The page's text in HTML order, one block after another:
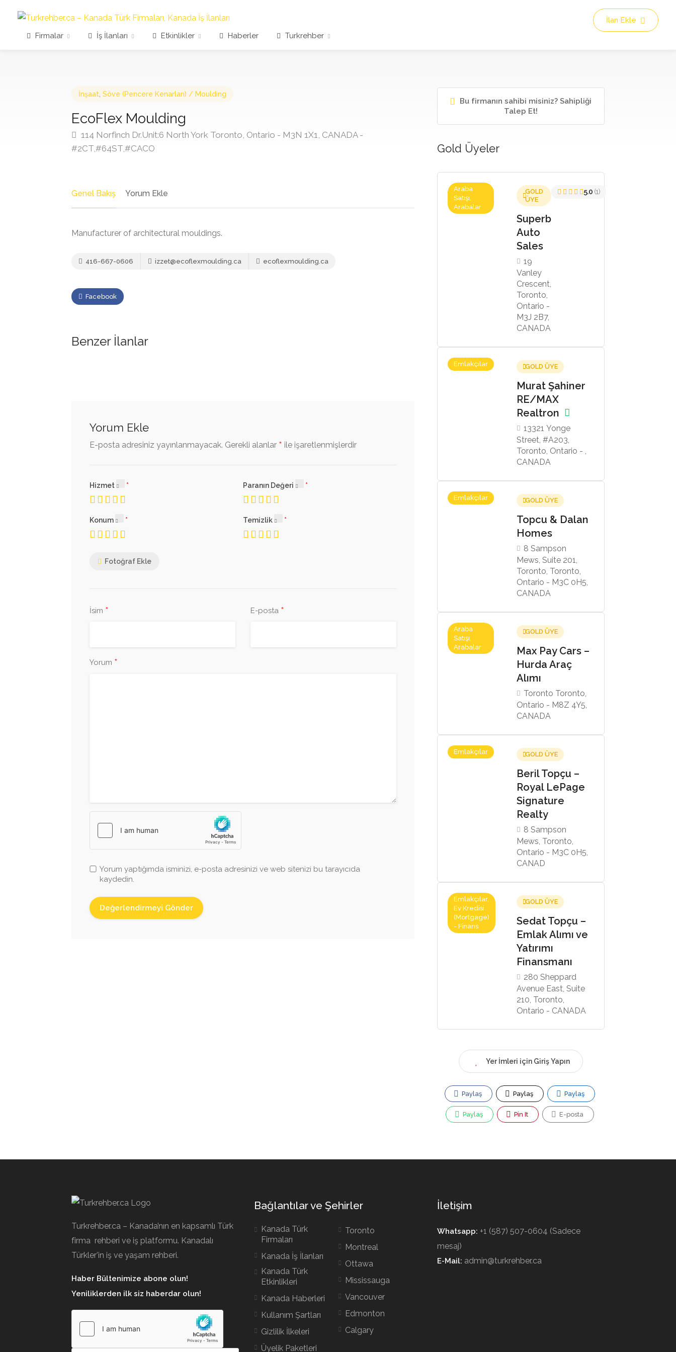
Firmalar İş İlanları Etkinlikler Haberler Turkrehber
İlan Ekle
İnşaat, Söve (Pencere Kenarları) / Moulding
EcoFlex Moulding
114 Norfinch Dr.Unit:6 North York Toronto, Ontario - M3N 1X1, CANADA -
#2CT,#64ST,#CACO
Genel Bakış Yorum Ekle
Manufacturer of architectural mouldings.
416-667-0606 izzet@ecoflexmoulding.ca ecoflexmoulding.ca
Facebook
Benzer İlanlar
Yorum Ekle
E-posta adresiniz yayınlanmayacak. Gerekli alanlar * ile işaretlenmişlerdir
Hizmet Paranın Değeri
Konum Temizlik
Fotoğraf Ekle
İsim * E-posta *
Yorum *
Yorum yaptığımda isminizi, e-posta adresinizi ve web sitenizi bu tarayıcıda
kaydedin.
Bu firmanın sahibi misiniz? Sahipliği
Talep Et!
Gold Üyeler
Araba
Satışı,
Arabalar
GOLD
ÜYE
Superb
Auto
Sales
19
Vanley
Crescent,
Toronto,
Ontario -
M3J 2B7,
CANADA
5.0 (1)
Emlakçılar GOLD ÜYE
Murat Şahiner
RE/MAX
Realtron
13321 Yonge
Street, #A203,
Toronto, Ontario - ,
CANADA
Emlakçılar GOLD ÜYE
Topcu & Dalan
Homes
8 Sampson
Mews, Suite 201,
Toronto, Toronto,
Ontario - M3C 0H5,
CANADA
Araba
Satışı,
Arabalar
GOLD ÜYE
Max Pay Cars –
Hurda Araç
Alımı
Toronto Toronto,
Ontario - M8Z 4Y5,
CANADA
Emlakçılar GOLD ÜYE
Beril Topçu –
Royal LePage
Signature
Realty
8 Sampson
Mews, Toronto,
Ontario - M3C 0H5,
CANAD
Emlakçılar,
Ev Kredisi
(Mortgage)
- Finans
GOLD ÜYE
Sedat Topçu –
Emlak Alımı ve
Yatırımı
Finansmanı
280 Sheppard
Avenue East, Suite
210, Toronto,
Ontario - CANADA
Yer İmleri için Giriş Yapın
Paylaş Paylaş Paylaş
Paylaş Pin It E-posta
Turkrehber.ca – Kanada’nın en kapsamlı Türk
firma rehberi ve iş platformu. Kanadalı
Türkler’in iş ve yaşam rehberi.
Haber Bültenimize abone olun!
Yeniliklerden ilk siz haberdar olun!
Bağlantılar ve Şehirler
Kanada Türk
Firmaları
Kanada İş İlanları
Kanada Türk
Etkinlikleri
Kanada Haberleri
Kullanım Şartları
Gizlilik İlkeleri
Üyelik Paketleri
Toronto
Montreal
Ottawa
Mississauga
Vancouver
Edmonton
Calgary
İletişim
Whatsapp: +1 (587) 507-0604 (Sadece
mesaj)
E-Mail: admin@turkrehber.ca